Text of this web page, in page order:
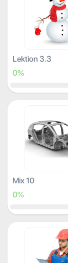
Lektion 3.3
0%
Mix 10
0%